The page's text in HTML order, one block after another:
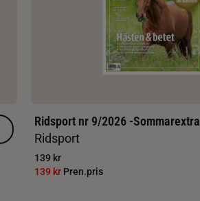
Ridsport nr 9/2026 -Sommarextra
Ridsport
139 kr
139 kr Pren.pris